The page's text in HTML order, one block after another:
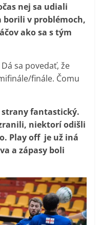
nej sa udiali
borili v problémoch,
ako sa s tým
sa povedať, že
finále. Čomu
strany fantastický.
niektorí odišli
Play off je už iná
a zápasy boli